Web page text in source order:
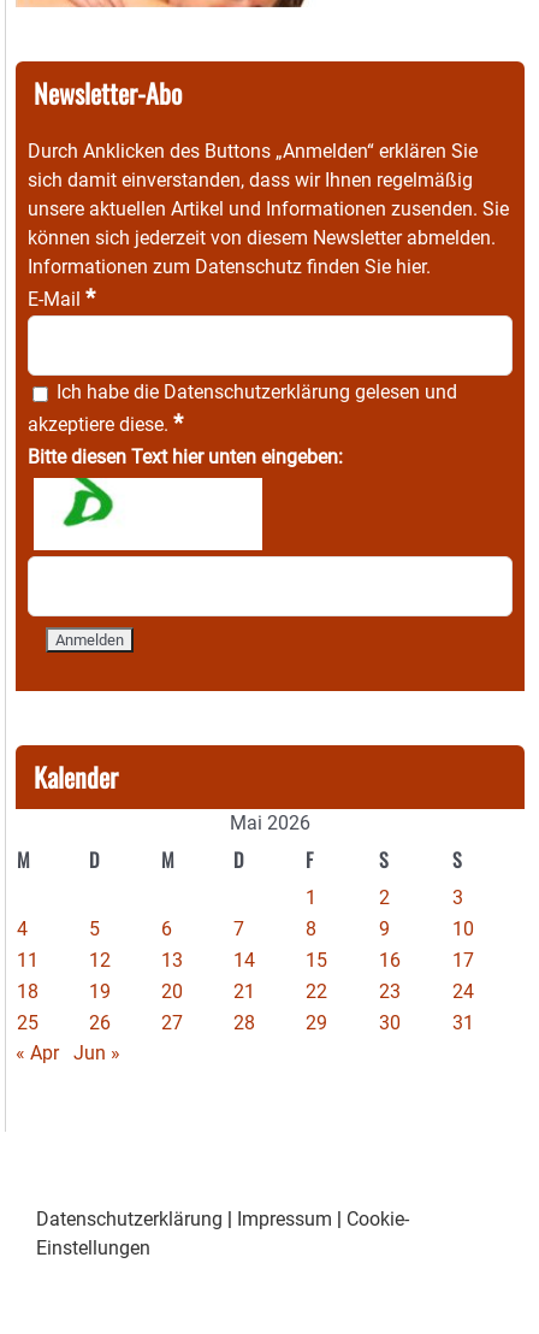
Newsletter-Abo
Durch Anklicken des Buttons „Anmelden“ erklären Sie
sich damit einverstanden, dass wir Ihnen regelmäßig
unsere aktuellen Artikel und Informationen zusenden. Sie
können sich jederzeit von diesem Newsletter abmelden.
Informationen zum Datenschutz finden Sie hier.
E-Mail *
Ich habe die Datenschutzerklärung gelesen und
akzeptiere diese. *
Bitte diesen Text hier unten eingeben:
Kalender
Mai 2026
M D M D F S S
1 2
3
4
5 6 7 8 9
10
11
12 13 14 15 16
17
18
19 20 21 22 23
24
25
26 27 28 29 30
31
« Apr
Jun »
Datenschutzerklärung Impressum
Cookie-
Einstellungen